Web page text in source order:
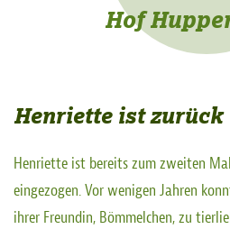
Hof
Henriette ist zurück
Henriette ist bereits zum zweiten
eingezogen. Vor wenigen Jahren
ihrer Freundin, Bömmelchen, zu